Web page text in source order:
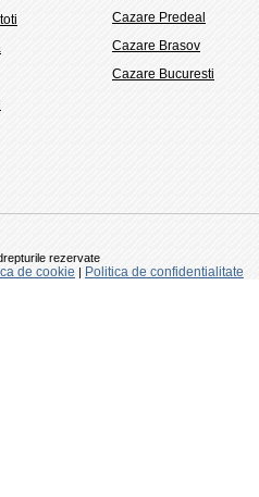
Cazare Predeal
Cazare Brasov
Cazare Bucuresti
rezervate
de cookie | Politica de confidentialitate